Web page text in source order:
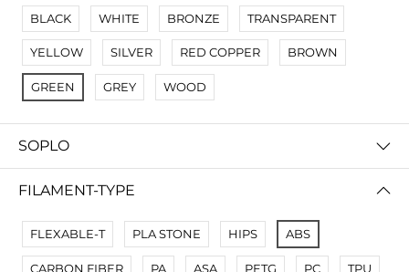
Not Found Filters1
Not Found Filters2
BLACK WHITE BRONZE TRANSPARENT
YELLOW SILVER RED COPPER BROWN
GREEN GREY WOOD
SOPLO
FILAMENT-TYPE
FLEXABLE-T PLA STONE HIPS ABS
CARBON FIBER PA ASA PETG PC TPU